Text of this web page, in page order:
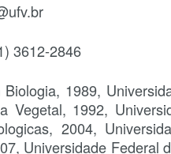
3612-2846
Biologia, 1989,
Vegetal, 1992,
2004,
Universidade Federal